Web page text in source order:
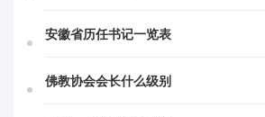
安徽省历任书记一览表
佛教协会会长什么级别